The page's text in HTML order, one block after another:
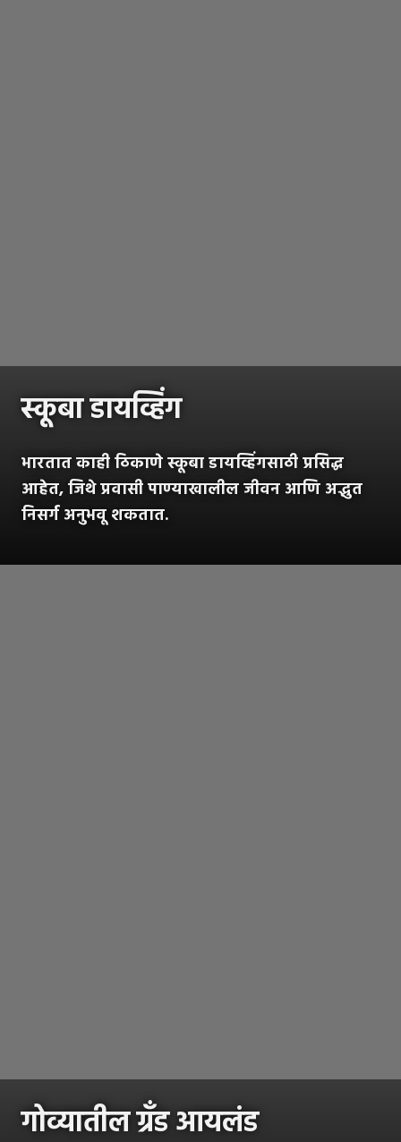
स्कूबा डायव्हिंग
भारतात काही ठिकाणे स्कूबा डायव्हिंगसाठी प्रसिद्ध
आहेत, जिथे प्रवासी पाण्याखालील जीवन आणि अद्भुत
निसर्ग अनुभवू शकतात.
गोव्यातील ग्रँड आयलंड